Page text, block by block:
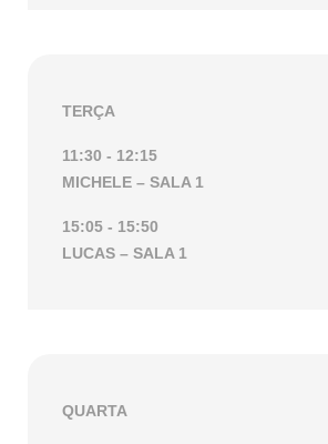
TERÇA
11:30 - 12:15
MICHELE – SALA 1
15:05 - 15:50
LUCAS – SALA 1
QUARTA